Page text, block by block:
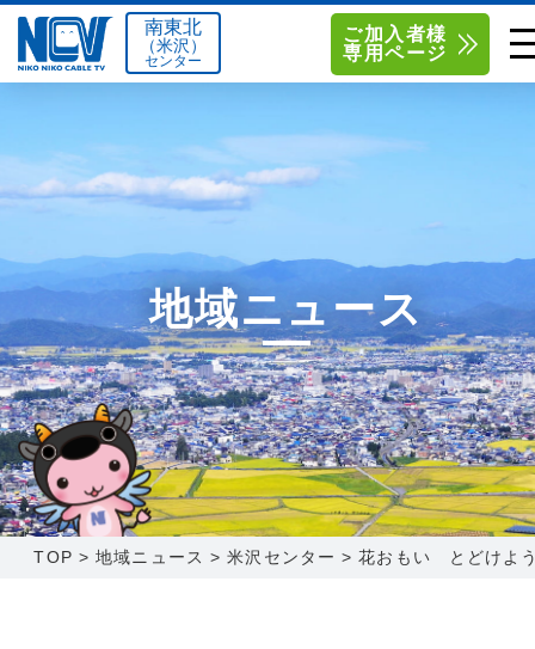
南東北センター（福島）
函館センター 0138-34-2525
新潟センター 025-210-1200
単品料金
お得なセットプラン
料金シミュレーション
サポート
Q&A
センター情報
〒992-0044
山形県米沢市春日四丁目2-75
0238-24-2525
営業時間 9:00～18:00
南東北センター(福島)
〒960-8252
福島県福島市御山字一本松17-1-
1
0120-173-577
営業時間 9:15～18:00
南東北
（米沢）
センター
ご加入者様
専用ページ
地域ニュース
TOP >地域ニュース >米沢センター >花おもい とどけよ